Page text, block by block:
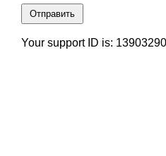
Отправить
Your support ID is: